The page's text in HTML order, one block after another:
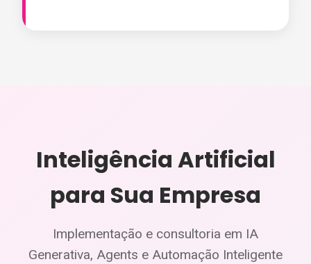
Inteligência Artificial
para Sua Empresa
Implementação e consultoria em IA
Generativa, Agents e Automação Inteligente